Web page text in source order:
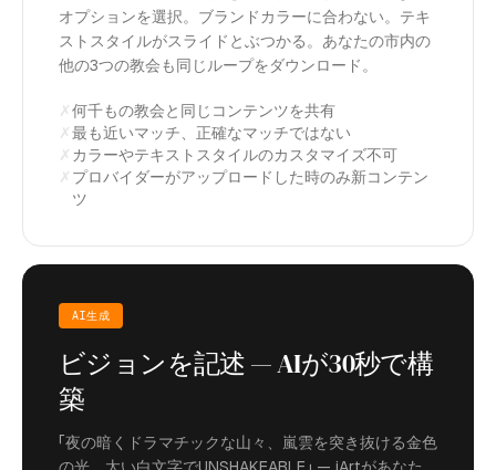
オプションを選択。ブランドカラーに合わない。テキ
ストスタイルがスライドとぶつかる。あなたの市内の
他の3つの教会も同じループをダウンロード。
✗何千もの教会と同じコンテンツを共有
✗最も近いマッチ、正確なマッチではない
✗ カラーやテキストスタイルのカスタマイズ不可
✗ プロバイダーがアップロードした時のみ新コンテン
ツ
AI生成
ビジョンを記述 — AIが30秒で構
築
「夜の暗くドラマチックな山々、嵐雲を突き抜ける金色
の光、太い白文字でUNSHAKEABLE」 — iArtがあなた